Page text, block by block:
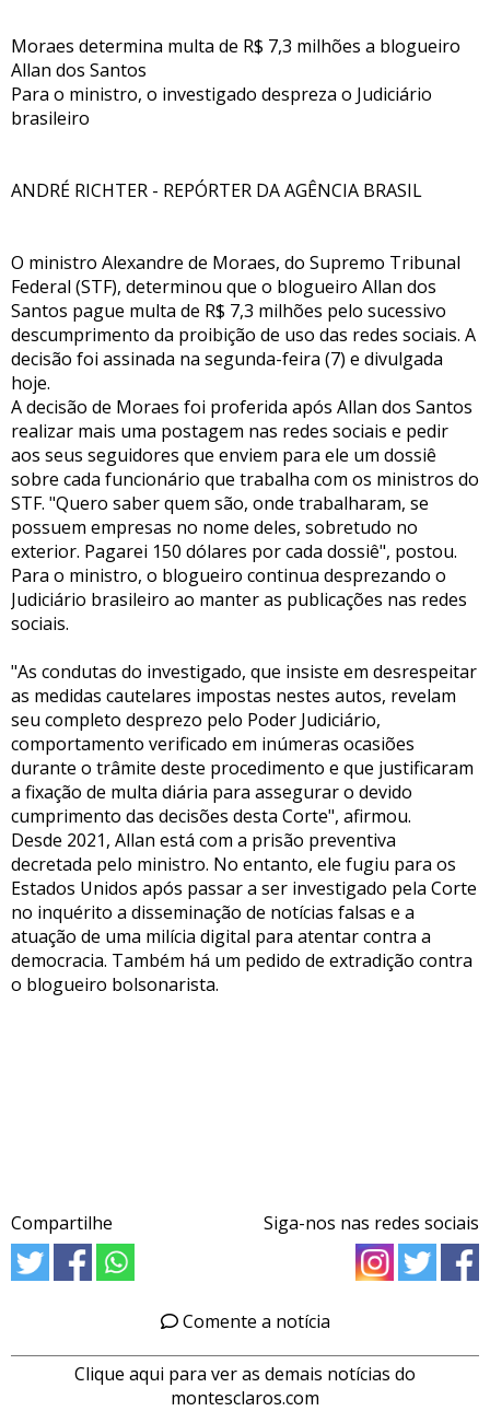
Moraes determina multa de R$ 7,3 milhões a blogueiro
Allan dos Santos
Para o ministro, o investigado despreza o Judiciário
brasileiro
ANDRÉ RICHTER - REPÓRTER DA AGÊNCIA BRASIL
O ministro Alexandre de Moraes, do Supremo Tribunal
Federal (STF), determinou que o blogueiro Allan dos
Santos pague multa de R$ 7,3 milhões pelo sucessivo
descumprimento da proibição de uso das redes sociais. A
decisão foi assinada na segunda-feira (7) e divulgada
hoje.
A decisão de Moraes foi proferida após Allan dos Santos
realizar mais uma postagem nas redes sociais e pedir
aos seus seguidores que enviem para ele um dossiê
sobre cada funcionário que trabalha com os ministros do
STF. "Quero saber quem são, onde trabalharam, se
possuem empresas no nome deles, sobretudo no
exterior. Pagarei 150 dólares por cada dossiê", postou.
Para o ministro, o blogueiro continua desprezando o
Judiciário brasileiro ao manter as publicações nas redes
sociais.
"As condutas do investigado, que insiste em desrespeitar
as medidas cautelares impostas nestes autos, revelam
seu completo desprezo pelo Poder Judiciário,
comportamento verificado em inúmeras ocasiões
durante o trâmite deste procedimento e que justificaram
a fixação de multa diária para assegurar o devido
cumprimento das decisões desta Corte", afirmou.
Desde 2021, Allan está com a prisão preventiva
decretada pelo ministro. No entanto, ele fugiu para os
Estados Unidos após passar a ser investigado pela Corte
no inquérito a disseminação de notícias falsas e a
atuação de uma milícia digital para atentar contra a
democracia. Também há um pedido de extradição contra
o blogueiro bolsonarista.
Compartilhe Siga-nos nas redes sociais
Comente a notícia
Clique aqui para ver as demais notícias do
montesclaros.com